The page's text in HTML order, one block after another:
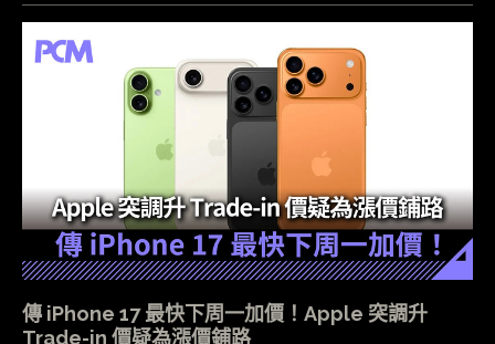
傳 iPhone 17 最快下周一加價！Apple 突調升
Trade-in 價疑為漲價鋪路